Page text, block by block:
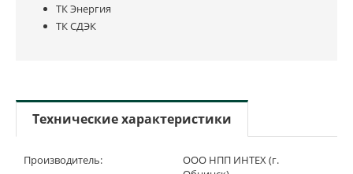
ТК Энергия
ТК СДЭК
Технические характеристики
Производитель:
ООО НПП ИНТЕХ (г.